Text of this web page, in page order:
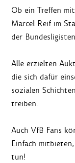
Ob ein Treffen
Marcel Reif im
der
Alle erzielten
die sich dafür
sozialen
treiben.
Auch VfB Fans
Einfach
tun!